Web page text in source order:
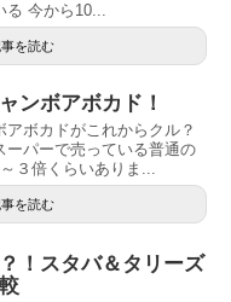
る 今から10...
を読む
ンボアボカド！
アボカドがこれからクル？
ーパーで売っている普通の
３倍くらいありま...
を読む
！スタバ＆タリーズ